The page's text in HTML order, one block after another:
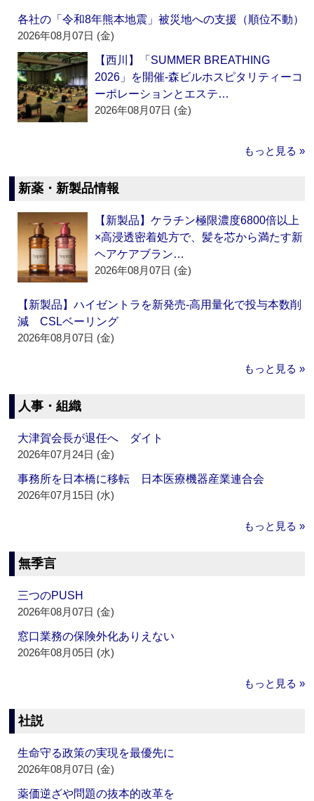
各社の「令和8年熊本地震」被災地への支援（順位不動）
2026年08月07日 (金)
【西川】「SUMMER BREATHING
2026」を開催‐森ビルホスピタリティーコ
ーポレーションとエステ…
2026年08月07日 (金)
もっと見る »
新薬・新製品情報
【新製品】ケラチン極限濃度6800倍以上
×高浸透密着処方で、髪を芯から満たす新
ヘアケアブラン…
2026年08月07日 (金)
【新製品】ハイゼントラを新発売‐高用量化で投与本数削
減 CSLベーリング
2026年08月07日 (金)
もっと見る »
人事・組織
大津賀会長が退任へ ダイト
2026年07月24日 (金)
事務所を日本橋に移転 日本医療機器産業連合会
2026年07月15日 (水)
もっと見る »
無季言
三つのPUSH
2026年08月07日 (金)
窓口業務の保険外化ありえない
2026年08月05日 (水)
もっと見る »
社説
生命守る政策の実現を最優先に
2026年08月07日 (金)
薬価逆ざや問題の抜本的改革を